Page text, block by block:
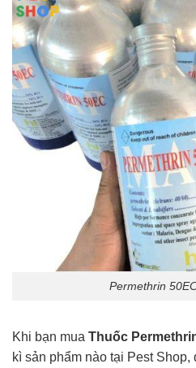
Permethrin
Khi bạn mua Thuốc
kì sản phẩm nào tại Pest